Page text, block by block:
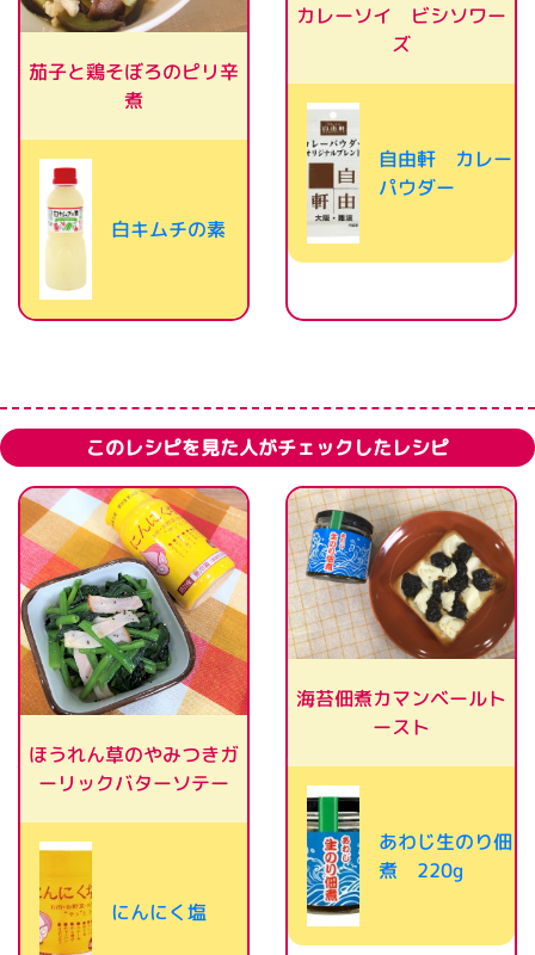
茄子と鶏そぼろのピリ辛
煮
白キムチの素
カレーソイ ビシソワー
ズ
自由軒 カレー
パウダー
このレシピを見た人がチェックしたレシピ
ほうれん草のやみつきガ
ーリックバターソテー
にんにく塩
海苔佃煮カマンベールト
ースト
あわじ生のり佃
煮 220g